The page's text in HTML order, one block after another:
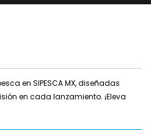
en SIPESCA MX, diseñadas
en cada lanzamiento. ¡Eleva